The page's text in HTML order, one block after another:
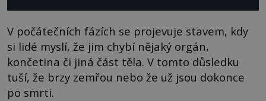
V počátečních fázích se projevuje stavem, kdy
si lidé myslí, že jim chybí nějaký orgán,
končetina či jiná část těla. V tomto důsledku
tuší, že brzy zemřou nebo že už jsou dokonce
po smrti.